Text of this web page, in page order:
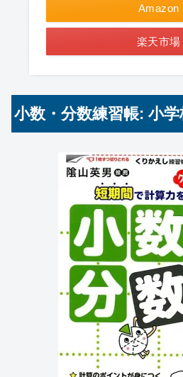
Amazon
楽天市場
小数・分数練習帳: 小